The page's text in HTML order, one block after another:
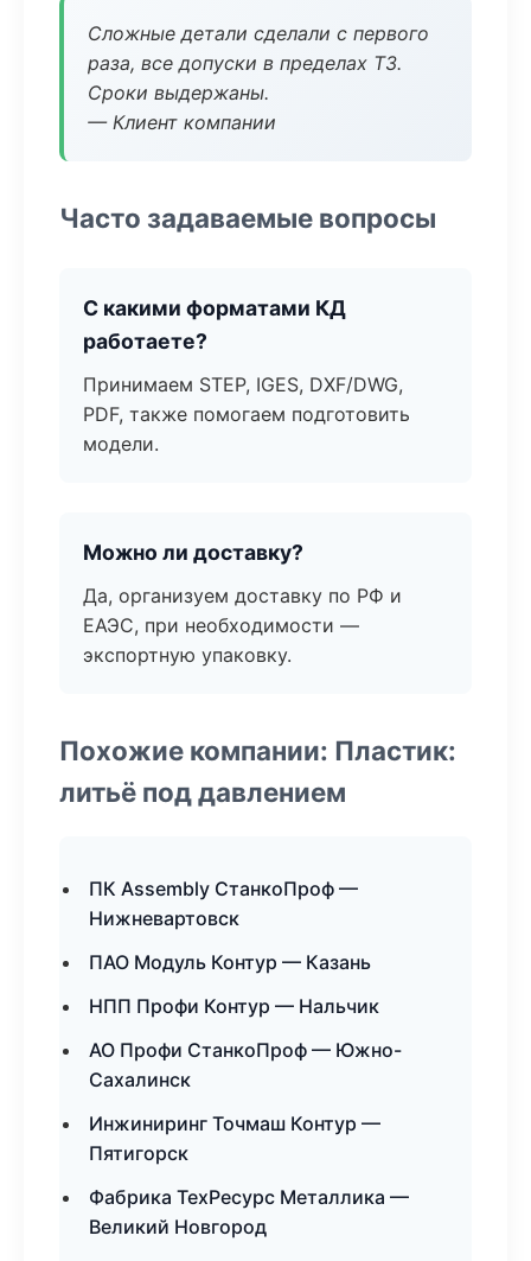
Сложные детали сделали с первого
раза, все допуски в пределах ТЗ.
Сроки выдержаны.
— Клиент компании
Часто задаваемые вопросы
С какими форматами КД
работаете?
Принимаем STEP, IGES, DXF/DWG,
PDF, также помогаем подготовить
модели.
Можно ли доставку?
Да, организуем доставку по РФ и
ЕАЭС, при необходимости —
экспортную упаковку.
Похожие компании: Пластик:
литьё под давлением
ПК Assembly СтанкоПроф —
Нижневартовск
ПАО Модуль Контур — Казань
НПП Профи Контур — Нальчик
АО Профи СтанкоПроф — Южно-
Сахалинск
Инжиниринг Точмаш Контур —
Пятигорск
Фабрика ТехРесурс Металлика —
Великий Новгород